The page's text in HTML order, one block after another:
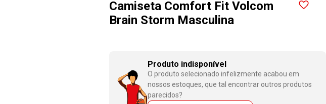
Camiseta Comfort Fit Volcom
Brain Storm Masculina
Produto indisponível
O produto selecionado infelizmente acabou em
nossos estoques, que tal encontrar outros produtos
parecidos?